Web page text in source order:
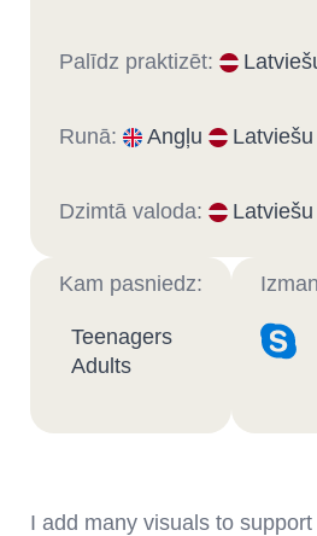
Palīdz praktizēt:
Runā: Angļu Latviešu
Dzimtā valoda: Latviešu
Kam pasniedz:
Teenagers
Adults
I add many visuals to